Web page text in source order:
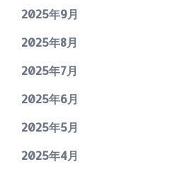
2025年9月
2025年8月
2025年7月
2025年6月
2025年5月
2025年4月